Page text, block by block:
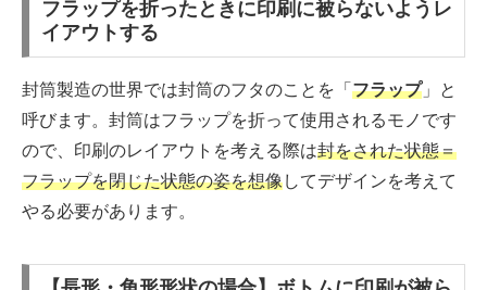
フラップを折ったときに印刷に被らないようレ
イアウトする
封筒製造の世界では封筒のフタのことを「 フラップ」と
呼びます。封筒はフラップを折って使用されるモノです
ので、印刷のレイアウトを考える際は封をされた状態＝
フラップを閉じた状態の姿を想像してデザインを考えて
やる必要があります。